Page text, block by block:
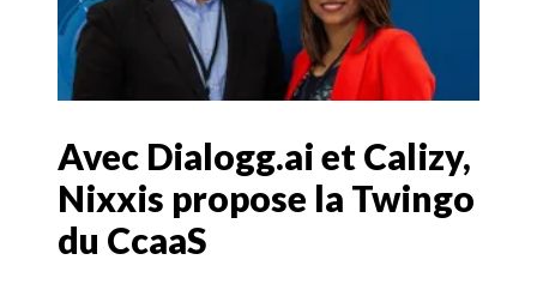
Avec Dialogg.ai et Calizy,
Nixxis propose la Twingo
du CcaaS